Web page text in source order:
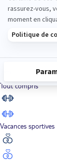
Sénior
Tout compris
Vacances sportives